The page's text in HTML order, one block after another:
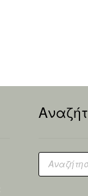
Products
search